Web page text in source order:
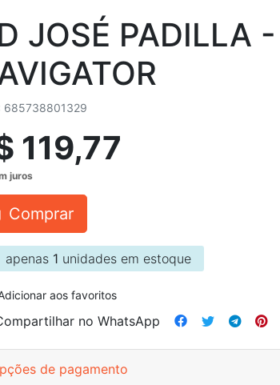
JOSÉ PADILLA -
685738801329
119,77
Comprar
apenas 1 unidades em estoque
aos favoritos
no WhatsApp
de pagamento